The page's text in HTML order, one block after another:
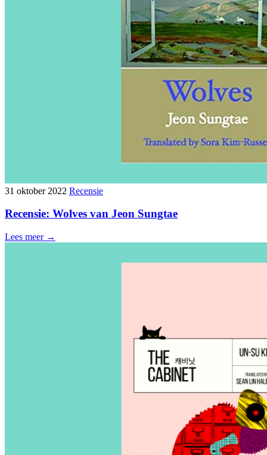
31 oktober 2022 Recensie
Recensie: Wolves van Jeon Sungtae
Lees meer →